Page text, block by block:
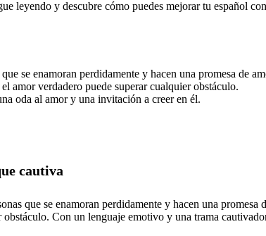
leyendo y descubre cómo puedes mejorar tu español
se enamoran perdidamente y hacen una promesa de
amor verdadero puede superar cualquier obstáculo.
oda al amor y una invitación a creer en él.
cautiva
que se enamoran perdidamente y hacen una
Con un lenguaje emotivo y una trama